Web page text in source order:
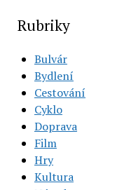
Rubriky
Bulvár
Bydlení
Cestování
Cyklo
Doprava
Film
Hry
Kultura